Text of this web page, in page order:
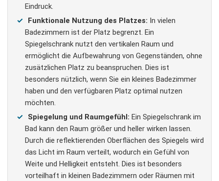
Eindruck.
Funktionale Nutzung des Platzes: In vielen
Badezimmern ist der Platz begrenzt. Ein
Spiegelschrank nutzt den vertikalen Raum und
ermöglicht die Aufbewahrung von Gegenständen, ohne
zusätzlichen Platz zu beanspruchen. Dies ist
besonders nützlich, wenn Sie ein kleines Badezimmer
haben und den verfügbaren Platz optimal nutzen
möchten.
Spiegelung und Raumgefühl: Ein Spiegelschrank im
Bad kann den Raum größer und heller wirken lassen.
Durch die reflektierenden Oberflächen des Spiegels wird
das Licht im Raum verteilt, wodurch ein Gefühl von
Weite und Helligkeit entsteht. Dies ist besonders
vorteilhaft in kleinen Badezimmern oder Räumen mit